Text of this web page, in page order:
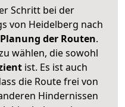
Schritt bei der
von Heidelberg nach
der Routen.
wählen, die sowohl
ist. Es ist auch
die Route frei von
Hindernissen